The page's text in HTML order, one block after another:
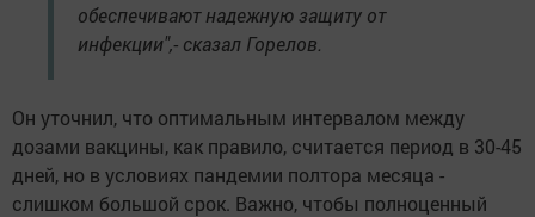
обеспечивают надежную защиту от
инфекции",- сказал Горелов.
Он уточнил, что оптимальным интервалом между
дозами вакцины, как правило, считается период в 30-45
дней, но в условиях пандемии полтора месяца -
слишком большой срок. Важно, чтобы полноценный